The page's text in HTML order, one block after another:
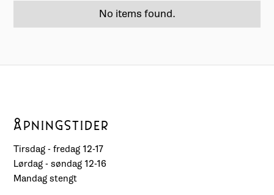
No items found.
ÅPNINGSTIDER
Tirsdag - fredag 12-17
Lørdag - søndag 12-16
Mandag stengt